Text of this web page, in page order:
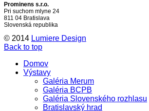
Prominens s.r.o.
Pri suchom mlyne 24
811 04 Bratislava
Slovenská republika
© 2014 Lumiere Design
Back to top
Domov
Výstavy
Galéria Merum
Galéria BCPB
Galéria Slovenského rozhlasu
Bratislavský hrad